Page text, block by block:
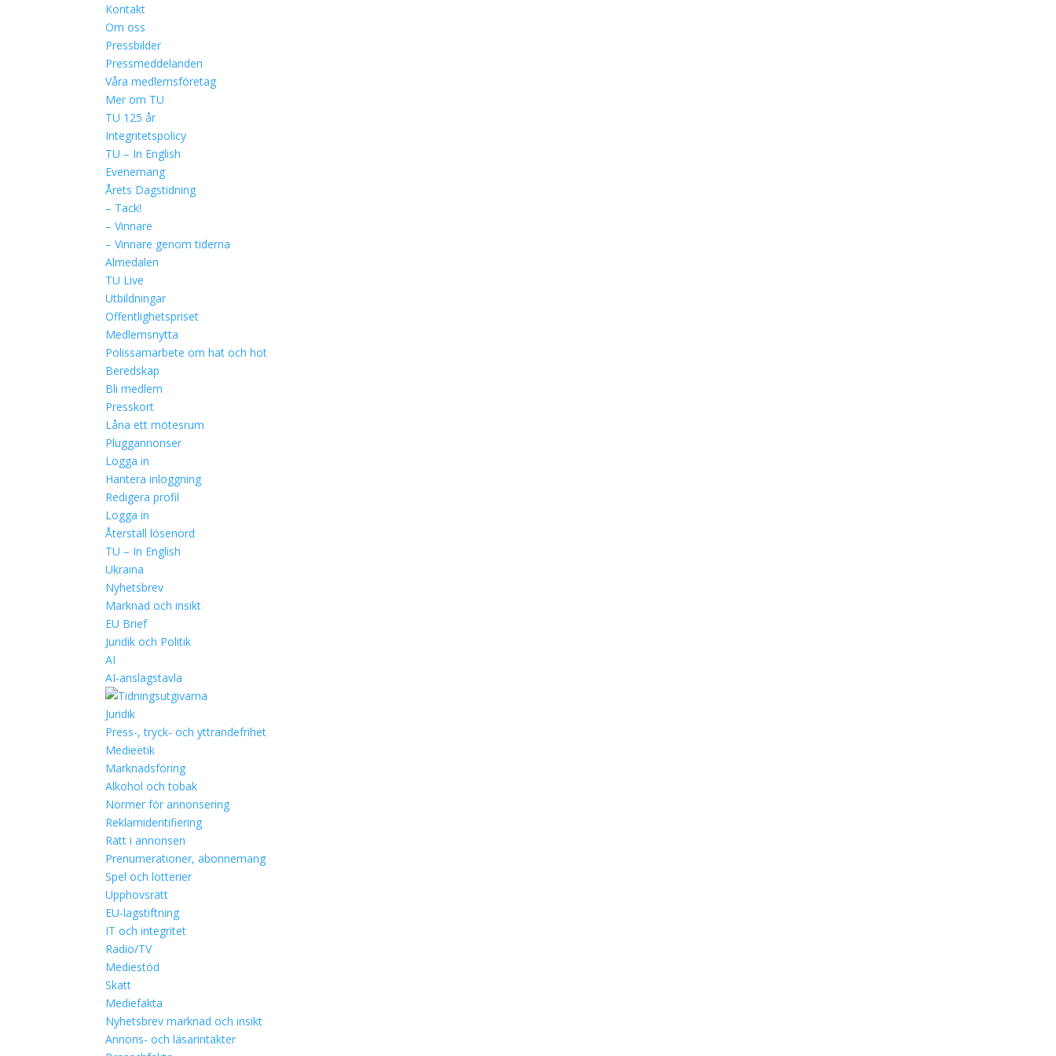
Kontakt
Om oss
Pressbilder
Pressmeddelanden
Våra medlemsföretag
Mer om TU
TU 125 år
Integritetspolicy
TU – In English
Evenemang
Årets Dagstidning
– Tack!
– Vinnare
– Vinnare genom tiderna
Almedalen
TU Live
Utbildningar
Offentlighetspriset
Medlemsnytta
Polissamarbete om hat och hot
Beredskap
Bli medlem
Presskort
Låna ett mötesrum
Pluggannonser
Logga in
Hantera inloggning
Redigera profil
Logga in
Återställ lösenord
TU – In English
Ukraina
Nyhetsbrev
Marknad och insikt
EU Brief
Juridik och Politik
AI
AI-anslagstavla
Juridik
Press-, tryck- och yttrandefrihet
Medieetik
Marknadsföring
Alkohol och tobak
Normer för annonsering
Reklamidentifiering
Rätt i annonsen
Prenumerationer, abonnemang
Spel och lotterier
Upphovsrätt
EU-lagstiftning
IT och integritet
Radio/TV
Mediestöd
Skatt
Mediefakta
Nyhetsbrev marknad och insikt
Annons- och läsarintäkter